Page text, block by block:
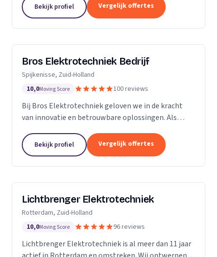
Bekijk profiel Vergelijk offertes
Bros Elektrotechniek Bedrijf
Spijkenisse, Zuid-Holland
10,0Moving Score 100 reviews
Bij Bros Elektrotechniek geloven we in de kracht
van innovatie en betrouwbare oplossingen. Als
we al meer dan 25 jaar hoogwaardige diensten aan
onze...
Bekijk profiel Vergelijk offertes
Lichtbrenger Elektrotechniek
Rotterdam, Zuid-Holland
10,0Moving Score 96 reviews
Lichtbrenger Elektrotechniek is al meer dan 11 jaar